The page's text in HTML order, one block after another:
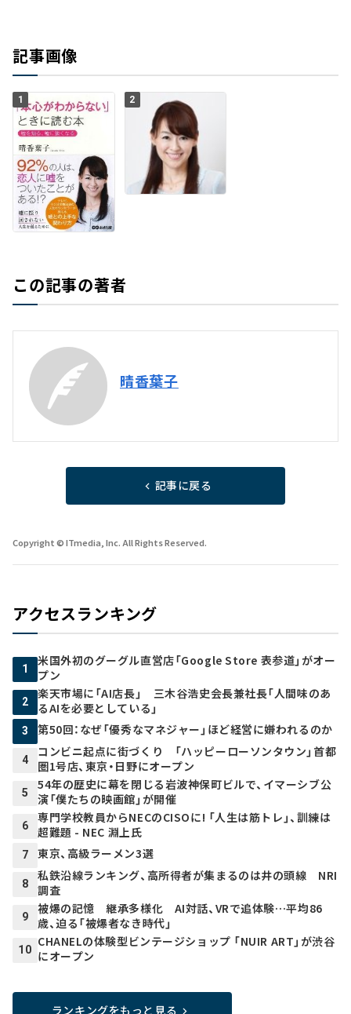
記事画像
1 2
この記事の著者
晴香葉子
記事に戻る
Copyright © ITmedia, Inc. All Rights Reserved.
アクセスランキング
1
米国外初のグーグル直営店「Google Store 表参道」がオー
プン
2
楽天市場に「AI店長」 三木谷浩史会長兼社長「人間味のあ
るAIを必要としている」
3 第50回：なぜ「優秀なマネジャー」ほど経営に嫌われるのか
4
コンビニ起点に街づくり 「ハッピーローソンタウン」首都
圏1号店、東京・日野にオープン
5
54年の歴史に幕を閉じる岩波神保町ビルで、イマーシブ公
演「僕たちの映画館」が開催
6
専門学校教員からNECのCISOに! 「人生は筋トレ」、訓練は
超難題 - NEC 淵上氏
7 東京、高級ラーメン3選
8
私鉄沿線ランキング、高所得者が集まるのは井の頭線 NRI
調査
9
被爆の記憶 継承多様化 AI対話、VRで追体験…平均86
歳、迫る「被爆者なき時代」
10
CHANELの体験型ビンテージショップ 「NUIR ART」が渋谷
にオープン
ランキングをもっと見る